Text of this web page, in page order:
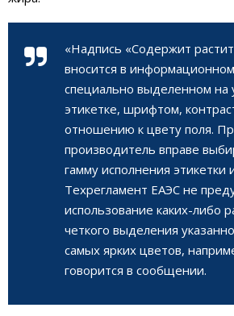
«Надпись «Содержит
вносится в
специально выделенном на
этикетке, шрифтом,
отношению к цвету поля.
производитель вправе
гамму исполнения этикетки
Техрегламент ЕАЭС не
использование каких-либо
четкого выделения
самых ярких цветов,
говорится в сообщении.